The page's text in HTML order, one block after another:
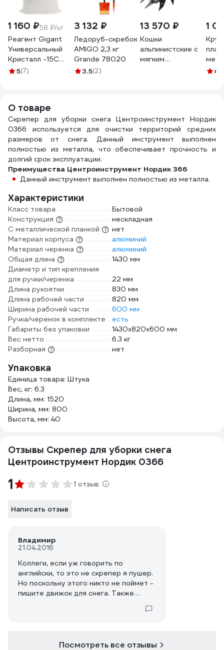
1 160 ₽58 ₽/кг
Реагент Gigant
Универсальный
Кристалл -15C
20кг, мешок
5(7)
3 132 ₽
Ледоруб-скребок
AMIGO 2,3 кг
Grande 78020
3.5(2)
13 570 ₽
Кошки
альпинистские с
мягким
1
4.2
О товаре
Скрепер для уборки снега Центроинструмент Нордик
0366 используется для очистки территорий средних
размеров от снега. Данный инструмент выполнен
полностью из металла, что обеспечивает прочность и
долгий срок эксплуатации.
Преимущества Центроинструмент Нордик 366
Данный инструмент выполнен полностью из металла.
Характеристики
Класс товара
Бытовой
Конструкция
нескладная
С металлической планкой
нет
Материал корпуса
алюминий
Материал черенка
алюминий
Общая длина
1430 мм
Диаметр и тип крепления
для ручки/черенка
22 мм
Длина рукоятки
830 мм
Длина рабочей части
820 мм
Ширина рабочей части
600 мм
Ручка/черенок в комплекте
есть
Габариты без упаковки
1430х820х600 мм
Вес нетто
6.3 кг
Разборная
нет
Упаковка
Единица товара: Штука
Вес, кг: 6.3
Длина, мм: 1520
Ширина, мм: 800
Высота, мм: 40
Отзывы Скрепер для уборки снега
Центроинструмент Нордик 0366
1 1 отзыв
Написать отзыв
Владимир
21.04.2016
Коллеги, если уж говорить по
английски, то это не скрепер я пушер.
Но поскольку этого никто не поймет -
пишите движок для снега. Также
сталь. Кроме этого алюминиевая
Посмотреть все отзывы